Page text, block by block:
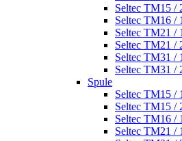
Seltec TM15 /
Seltec TM16 /
Seltec TM21 /
Seltec TM21 /
Seltec TM31 /
Seltec TM31 /
Spule
Seltec TM15 /
Seltec TM15 /
Seltec TM16 /
Seltec TM21 /